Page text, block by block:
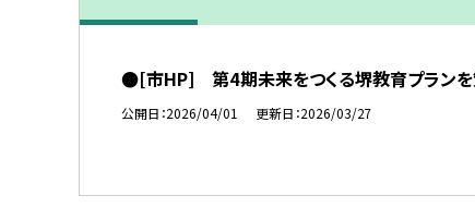
●[市HP] 第4期未来をつくる堺教育プランを
公開日 2026/04/01 更新日 2026/03/27